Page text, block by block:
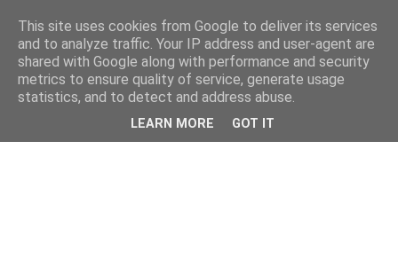
This site uses cookies from Google to deliver its services
and to analyze traffic. Your IP address and user-agent are
shared with Google along with performance and security
metrics to ensure quality of service, generate usage
statistics, and to detect and address abuse.
LEARN MORE GOT IT